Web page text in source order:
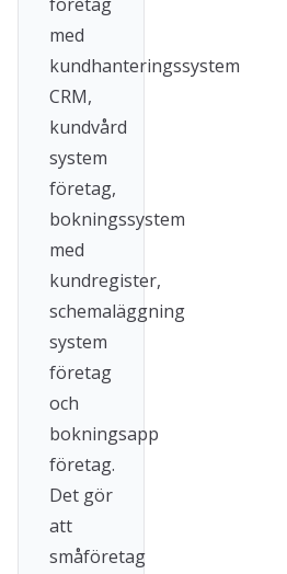
med
kundhanteringssystem
CRM,
kundvård
system
företag,
bokningssystem
med
kundregister,
schemaläggning
system
företag
och
bokningsapp
företag.
Det gör
att
småföretag